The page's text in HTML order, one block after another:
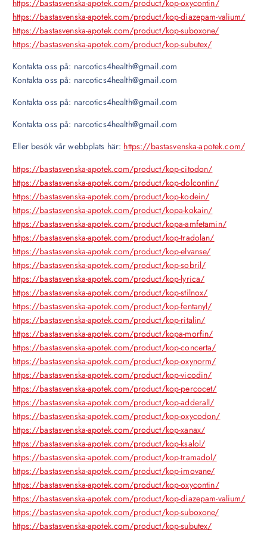
https://bastasvenska-apotek.com/product/kop-oxycontin/
https://bastasvenska-apotek.com/product/kop-diazepam-valium/
https://bastasvenska-apotek.com/product/kop-suboxone/
https://bastasvenska-apotek.com/product/kop-subutex/
Kontakta oss på: narcotics4health@gmail.com
Kontakta oss på: narcotics4health@gmail.com
Kontakta oss på: narcotics4health@gmail.com
Kontakta oss på: narcotics4health@gmail.com
Eller besök vår webbplats här: https://bastasvenska-apotek.com/
https://bastasvenska-apotek.com/product/kop-citodon/
https://bastasvenska-apotek.com/product/kop-dolcontin/
https://bastasvenska-apotek.com/product/kop-kodein/
https://bastasvenska-apotek.com/product/kopa-kokain/
https://bastasvenska-apotek.com/product/kopa-amfetamin/
https://bastasvenska-apotek.com/product/kop-tradolan/
https://bastasvenska-apotek.com/product/kop-elvanse/
https://bastasvenska-apotek.com/product/kop-sobril/
https://bastasvenska-apotek.com/product/kop-lyrica/
https://bastasvenska-apotek.com/product/kop-stilnox/
https://bastasvenska-apotek.com/product/kop-fentanyl/
https://bastasvenska-apotek.com/product/kop-ritalin/
https://bastasvenska-apotek.com/product/kopa-morfin/
https://bastasvenska-apotek.com/product/kop-concerta/
https://bastasvenska-apotek.com/product/kop-oxynorm/
https://bastasvenska-apotek.com/product/kop-vicodin/
https://bastasvenska-apotek.com/product/kop-percocet/
https://bastasvenska-apotek.com/product/kop-adderall/
https://bastasvenska-apotek.com/product/kop-oxycodon/
https://bastasvenska-apotek.com/product/kop-xanax/
https://bastasvenska-apotek.com/product/kop-ksalol/
https://bastasvenska-apotek.com/product/kop-tramadol/
https://bastasvenska-apotek.com/product/kop-imovane/
https://bastasvenska-apotek.com/product/kop-oxycontin/
https://bastasvenska-apotek.com/product/kop-diazepam-valium/
https://bastasvenska-apotek.com/product/kop-suboxone/
https://bastasvenska-apotek.com/product/kop-subutex/